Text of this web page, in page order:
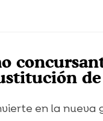
en la nueva